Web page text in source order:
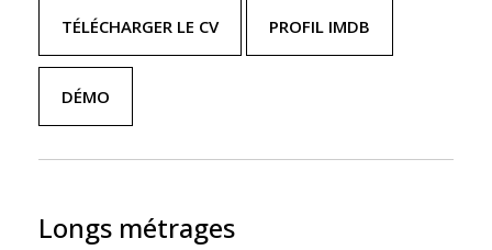
TÉLÉCHARGER LE CV PROFIL IMDB
DÉMO
Longs métrages